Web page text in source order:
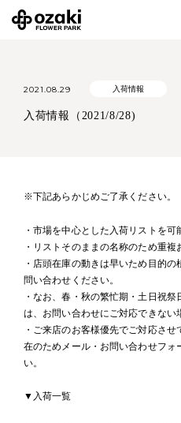
2021.08.29 入荷情報
入荷情報（2021/8/28)
※下記あらかじめご了承ください。
・市場を中心とした入荷リストを可
・リストそのままの名称のため重複
・店頭在庫の動きは早いため目的
問い合わせください。
・なお、春・秋の繁忙期・土日祝
は、お問い合わせにご対応できない
・ご来店のお客様優先でご対応さ
在のためメール・お問い合わせフォ
い。
▼入荷一覧